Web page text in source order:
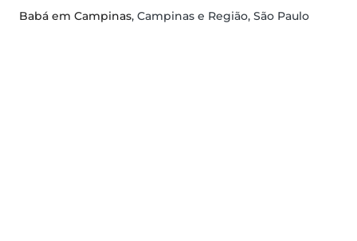
Babá em Campinas, Campinas e Região, São Paulo